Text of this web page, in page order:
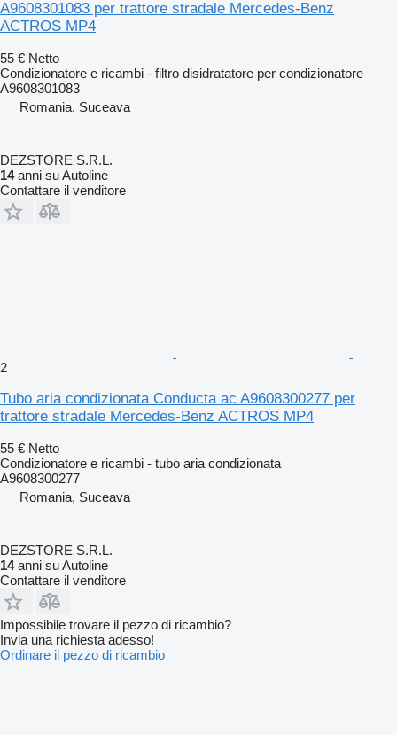
A9608301083 per trattore stradale Mercedes-Benz
ACTROS MP4
55 € Netto
Condizionatore e ricambi - filtro disidratatore per condizionatore
A9608301083
Romania, Suceava
DEZSTORE S.R.L.
14anni su Autoline
Contattare il venditore
2
Tubo aria condizionata Conducta ac A9608300277 per
trattore stradale Mercedes-Benz ACTROS MP4
55 € Netto
Condizionatore e ricambi - tubo aria condizionata
A9608300277
Romania, Suceava
DEZSTORE S.R.L.
14anni su Autoline
Contattare il venditore
Impossibile trovare il pezzo di ricambio?
Invia una richiesta adesso!
Ordinare il pezzo di ricambio